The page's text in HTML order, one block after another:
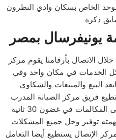
الخاص بسكان وادي النطرون
ذكره
يونيفرسال بمصر
الاتصال بأرقامنا يقوم مركز
كل الخدمات في مكان واحد وفي
فريق مركز الصيانة المدرب
في غضون 30 ثانية
توفير وحل جميع المشكلات
الإتصال يستطيع أيضا التعامل